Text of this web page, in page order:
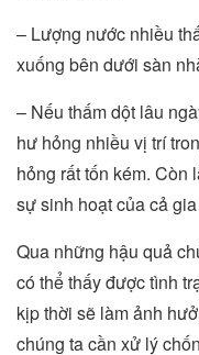
– Lượng nước nhiều
xuống bên dưới sàn
– Nếu thấm dột lâu
hư hỏng nhiều vị trí
hỏng rất tốn kém. Còn
sự sinh hoạt của cả
Qua những hậu quả
có thể thấy được tình
kịp thời sẽ làm ảnh
chúng ta cần xử lý